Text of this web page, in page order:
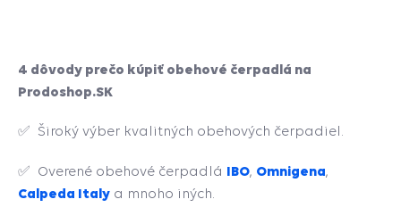
4 dôvody prečo kúpiť obehové čerpadlá na
Prodoshop.SK
✅ Široký výber kvalitných obehových čerpadiel.
✅ Overené obehové čerpadlá IBO, Omnigena,
Calpeda Italy a mnoho iných.